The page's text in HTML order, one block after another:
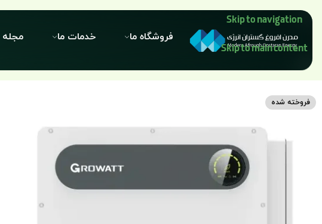
Skip to navigation
Skip to main content
فروشگاه ما خدمات ما مجله
فروخته شده